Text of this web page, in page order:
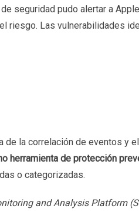
seguridad pudo alertar a
riesgo. Las vulnerabilidades
la correlación de eventos y
herramienta de protección
o categorizadas.
and Analysis Platform